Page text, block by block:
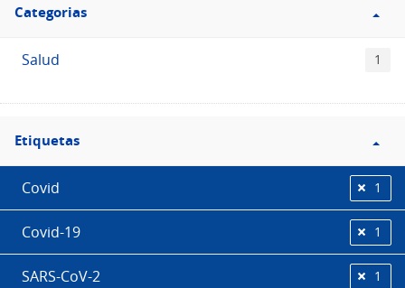
Categorias
Categorias
Salud 1
Filtro
Etiquetas
Etiquetas
Covid 1
Covid-19 1
SARS-CoV-2 1